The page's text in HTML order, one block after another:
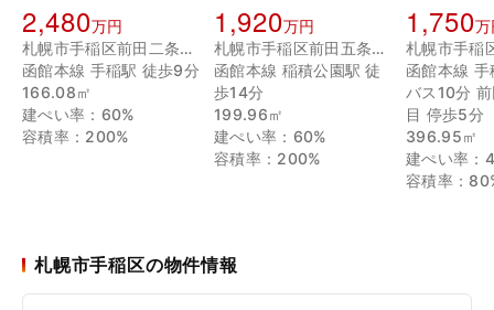
2,480万円
札幌市手稲区前田二条１１丁目
函館本線 手稲駅 徒歩9分
166.08㎡
建ぺい率：60%
容積率：200%
1,920万円
札幌市手稲区前田五条５丁目
函館本線 稲積公園駅 徒
歩14分
199.96㎡
建ぺい率：60%
容積率：200%
1,750万
函館本線 手
バス10分
目 停歩5分
396.95㎡
建ぺい率：
容積率：
札幌市手稲区の物件情報